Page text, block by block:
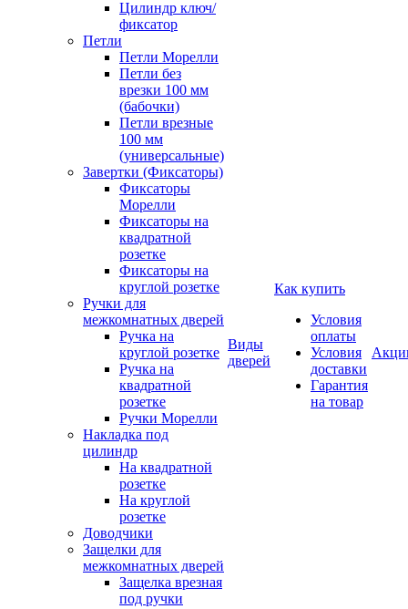
Цилиндр ключ/
фиксатор
Петли
Петли Морелли
Петли без
врезки 100 мм
(бабочки)
Петли врезные
100 мм
(универсальные)
Завертки (Фиксаторы)
Фиксаторы
Морелли
Фиксаторы на
квадратной
розетке
Фиксаторы на
круглой розетке
Ручки для
межкомнатных дверей
Ручка на
круглой розетке
Ручка на
квадратной
розетке
Ручки Морелли
Накладка под
цилиндр
На квадратной
розетке
На круглой
розетке
Доводчики
Защелки для
межкомнатных дверей
Защелка врезная
под ручки
Виды
дверей
Как купить
Условия
оплаты
Условия
доставки
Гарантия
на товар